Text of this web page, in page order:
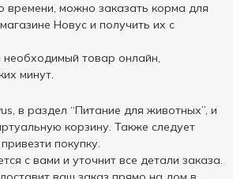
времени, можно заказать корма для
Новус и получить их с
товар онлайн,
минут.
в раздел “Питание для животных”, и
корзину. Также следует
покупку.
с вами и уточнит все детали заказа.